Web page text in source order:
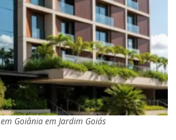
Goiânia em Jardim Goiás